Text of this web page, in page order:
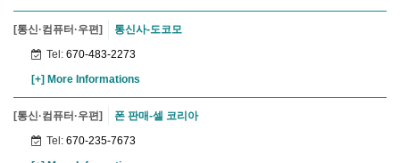
[통신·컴퓨터·우편]
통신사-도코모
Tel: 670-483-2273
[+] More Informations
[통신·컴퓨터·우편]
폰 판매-셀 코리아
Tel: 670-235-7673